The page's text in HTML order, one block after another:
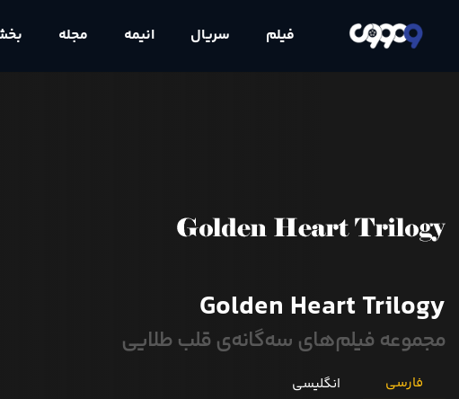
فیلم سریال انیمه مجله
Golden Heart Trilogy
مجموعه فیلم‌های سه‌گانه‌ی قلب طلایی
فارسی انگلیسی